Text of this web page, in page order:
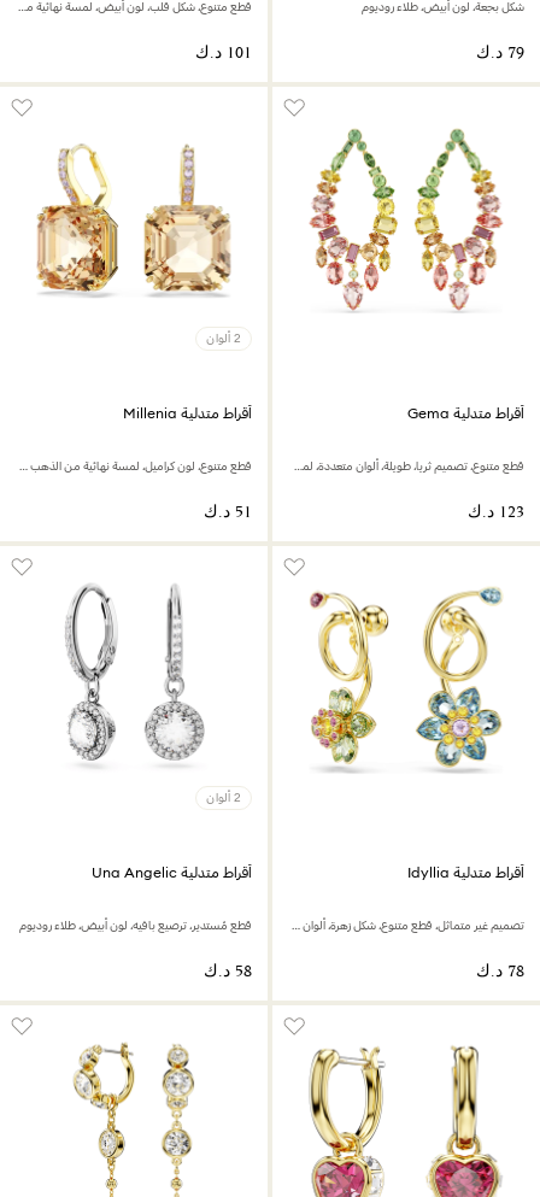
شكل بجعة، لون أبيض، طلاء روديوم قطع متنوع، شكل قلب، لون أبيض، لمسة نهائية من الذهب عيار 18 قيراط
أقراط متدلية Gema
قطع متنوع، تصميم ثريا، طويلة، ألوان متعددة، لمسة نهائية من الذهب عيار 18 قيراط
2 ألوان
أقراط متدلية Millenia
قطع متنوع، لون كراميل، لمسة نهائية من الذهب عيار 18 قيراط
أقراط متدلية Idyllia
تصميم غير متماثل، قطع متنوع، شكل زهرة، ألوان متعددة، لمسة نهائية من الذهب عيار 18 قيراط
2 ألوان
أقراط متدلية Una Angelic
قطع مُستدير، ترصيع بافيه، لون أبيض، طلاء روديوم